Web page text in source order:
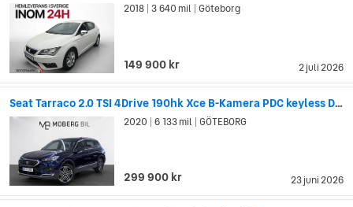
2 juli 2026
2018 3 640 mil Göteborg
149 900 kr
Seat Tarraco 2.0 TSI 4Drive 190hk Xce B-Kamera PDC keyless Drag Värmare
23 juni 2026
2020 6 133 mil GÖTEBORG
299 900 kr